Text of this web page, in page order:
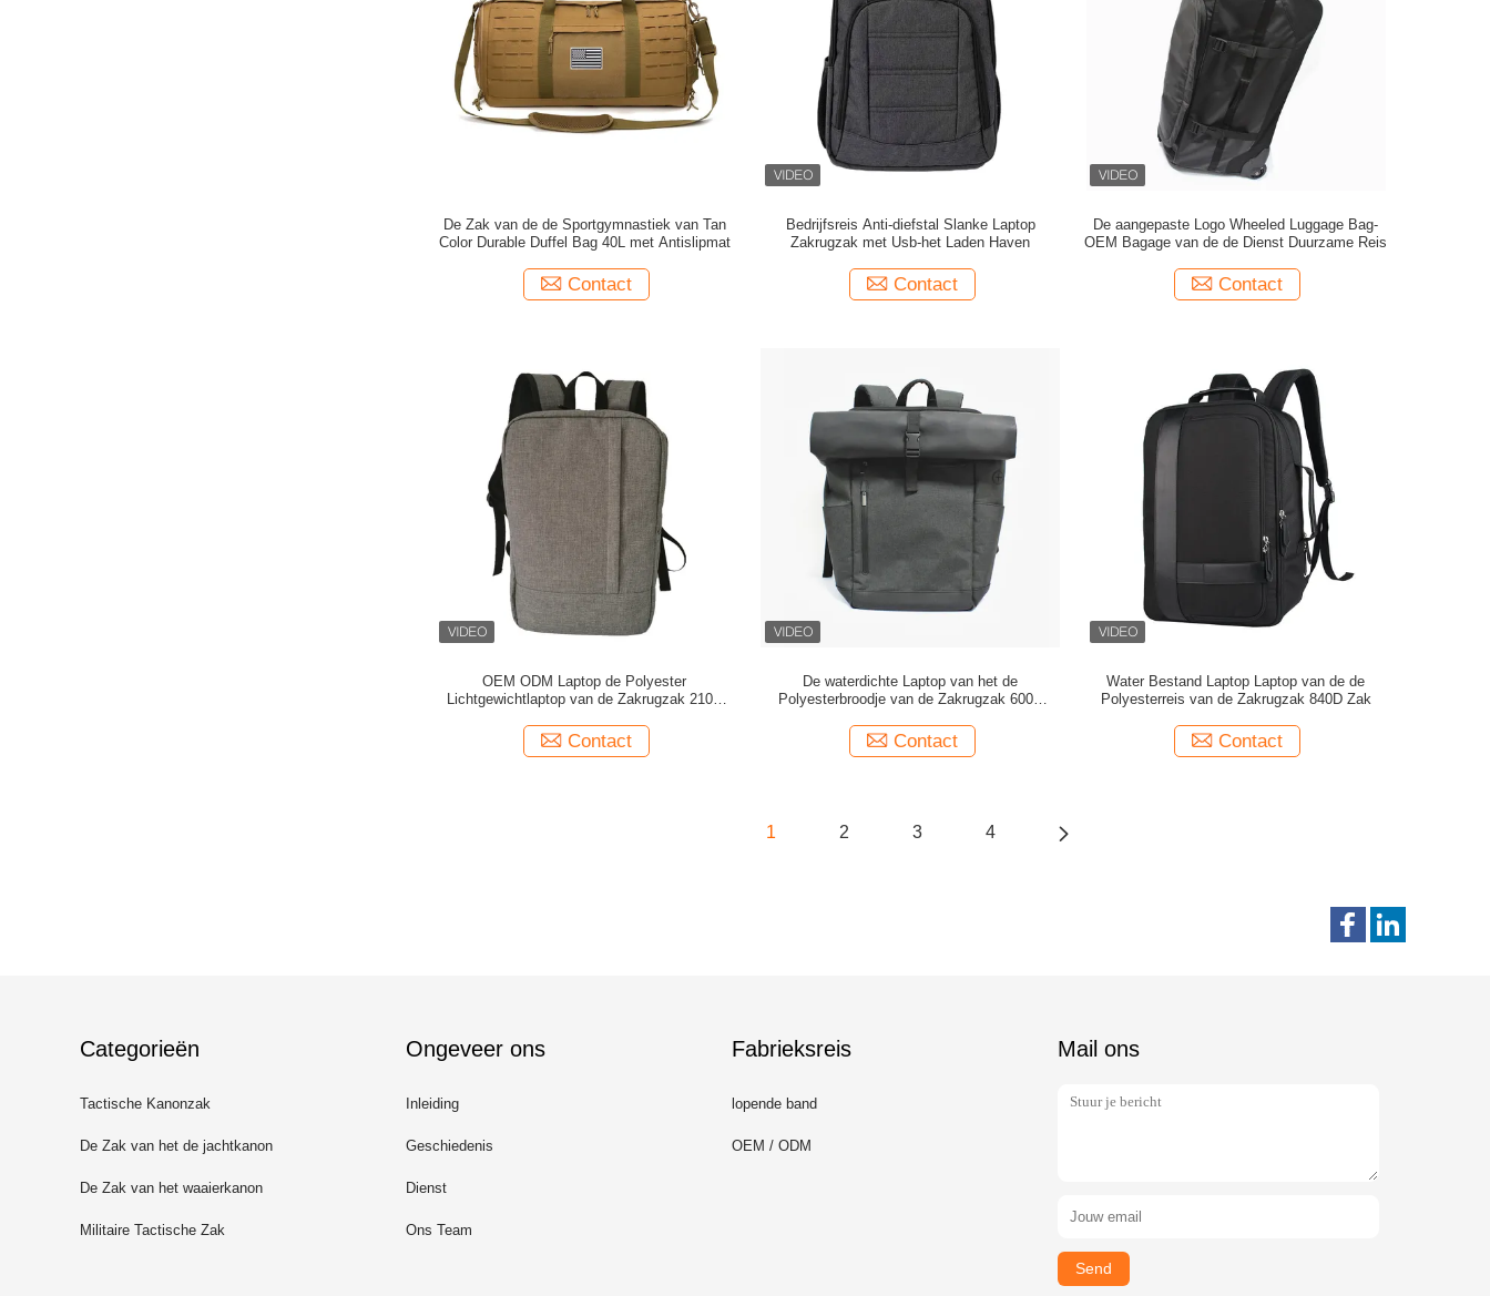
De Zak van de de Sportgymnastiek van Tan
Color Durable Duffel Bag 40L met Antislipmat
Contact
Bedrijfsreis Anti-diefstal Slanke Laptop
Zakrugzak met Usb-het Laden Haven
Contact
De aangepaste Logo Wheeled Luggage Bag-
OEM Bagage van de de Dienst Duurzame Reis
Contact
OEM ODM Laptop de Polyester
Lichtgewichtlaptop van de Zakrugzak 210D
Contact
De waterdichte Laptop van het de
Polyesterbroodje van de Zakrugzak 600D
Contact
Water Bestand Laptop Laptop van de de
Polyesterreis van de Zakrugzak 840D Zak
Contact
1 2 3 4
Categorieën
Tactische Kanonzak
De Zak van het de jachtkanon
De Zak van het waaierkanon
Militaire Tactische Zak
Ongeveer ons
Inleiding
Geschiedenis
Dienst
Ons Team
Fabrieksreis
lopende band
OEM / ODM
Mail ons
Send